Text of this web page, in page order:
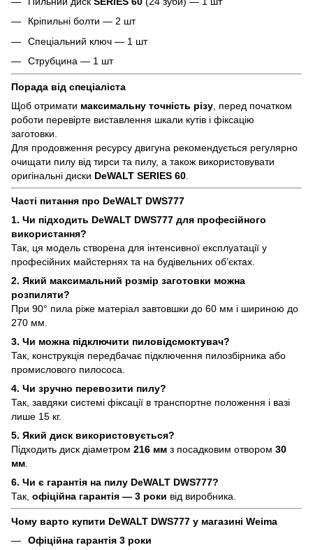
Кріпильні болти — 2 шт
Спеціальний ключ — 1 шт
Струбцина — 1 шт
Порада від спеціаліста
Щоб отримати максимальну точність різу, перед початком
роботи перевірте виставлення шкали кутів і фіксацію
заготовки.
Для продовження ресурсу двигуна рекомендується регулярно
очищати пилу від тирси та пилу, а також використовувати
оригінальні диски DeWALT SERIES 60.
Часті питання про DeWALT DWS777
1. Чи підходить DeWALT DWS777 для професійного
використання?
Так, ця модель створена для інтенсивної експлуатації у
професійних майстернях та на будівельних об’єктах.
2. Який максимальний розмір заготовки можна
розпиляти?
При 90° пила ріже матеріал завтовшки до 60 мм і шириною до
270 мм.
3. Чи можна підключити пиловідсмоктувач?
Так, конструкція передбачає підключення пилозбірника або
промислового пилососа.
4. Чи зручно перевозити пилу?
Так, завдяки системі фіксації в транспортне положення і вазі
лише 15 кг.
5. Який диск використовується?
Підходить диск діаметром 216 мм з посадковим отвором 30
мм.
6. Чи є гарантія на пилу DeWALT DWS777?
Так, офіційна гарантія — 3 роки від виробника.
Чому варто купити DeWALT DWS777 у магазині Weima
Офіційна гарантія 3 роки